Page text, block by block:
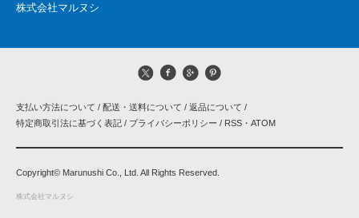
株式会社マルヌシ
支払い方法について / 配送・送料について / 返品について /
特定商取引法に基づく表記 / プライバシーポリシー / RSS ・ ATOM
Copyright© Marunushi Co., Ltd. All Rights Reserved.
株式会社マルヌシ